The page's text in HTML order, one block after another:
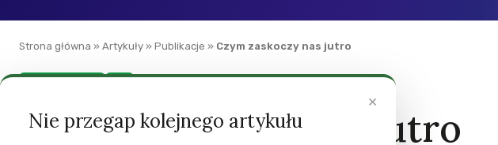
Strona główna » Artykuły » Publikacje » Czym zaskoczy nas jutro
Czym zaskoczy nas jutro
×
Nie przegap kolejnego artykułu